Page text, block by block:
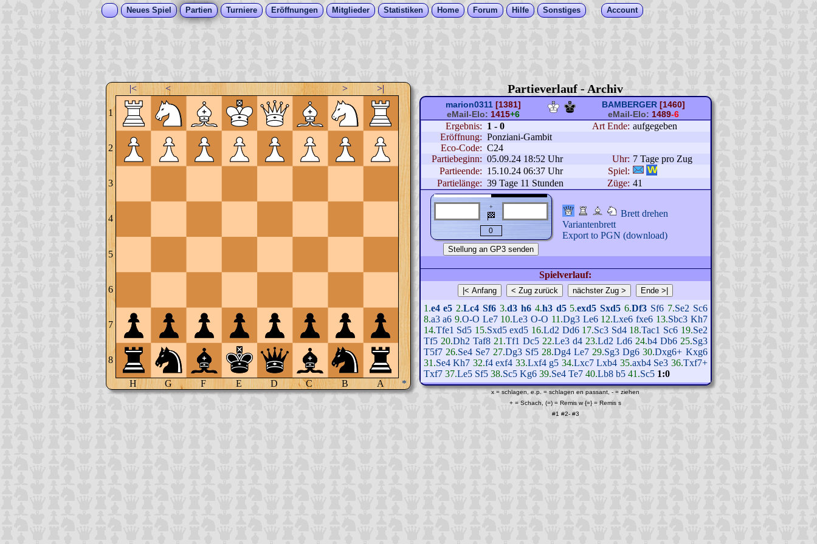
Neues Spiel Partien Turniere Eröffnungen Mitglieder Statistiken Home Forum Hilfe Sonstiges Account
|< < > >|
1
2
3
4
5
6
7
8
H G F E D C B A *
Partieverlauf - Archiv
marion0311 [1381]
eMail-Elo: 1415+6
BAMBERGER [1460]
eMail-Elo: 1489-6
Ergebnis: 1 - 0 Art Ende: aufgegeben
Eröffnung: Ponziani-Gambit
Eco-Code: C24
Partiebeginn: 05.09.24 18:52 Uhr Uhr: 7 Tage pro Zug
Partieende: 15.10.24 06:37 Uhr
Spiel:
Partielänge: 39 Tage 11 Stunden Züge: 41
+
🏁
Brett drehen
Variantenbrett
Export to PGN (download)
Spielverlauf:
1.e4 e5 2.Lc4 Sf6 3.d3 h6 4.h3 d5 5.exd5 Sxd5 6.Df3 Sf6 7.Se2 Sc6
8.a3 a6 9.O-O Le7 10.Le3 O-O 11.Dg3 Le6 12.Lxe6 fxe6 13.Sbc3 Kh7
14.Tfe1 Sd5 15.Sxd5 exd5 16.Ld2 Dd6 17.Sc3 Sd4 18.Tac1 Sc6 19.Se2
Tf5 20.Dh2 Taf8 21.Tf1 Dc5 22.Le3 d4 23.Ld2 Ld6 24.b4 Db6 25.Sg3
T5f7 26.Se4 Se7 27.Dg3 Sf5 28.Dg4 Le7 29.Sg3 Dg6 30.Dxg6+ Kxg6
31.Se4 Kh7 32.f4 exf4 33.Lxf4 g5 34.Lxc7 Lxb4 35.axb4 Se3 36.Txf7+
Txf7 37.Le5 Sf5 38.Sc5 Kg6 39.Se4 Te7 40.Lb8 b5 41.Sc5 1:0
x = schlagen, e.p. = schlagen en passant, - = ziehen
+ = Schach, (=) = Remis w {=} = Remis s
#1 #2-#3